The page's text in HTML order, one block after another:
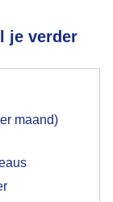
je verder
maand)
voor het
gegeven,
waarin